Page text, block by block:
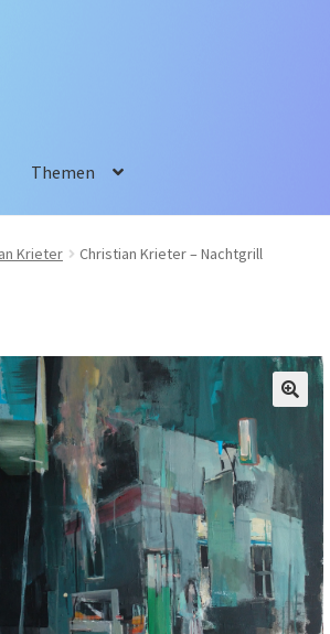
Themen
Krieter Christian Krieter – Nachtgrill